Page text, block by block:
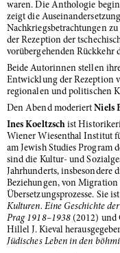
waren. Die Anthologie
zeigt die
Nachkriegsbetrachtungen
der Rezeption der
vorübergehenden Rückkehr
Beide Autorinnen stellen
Entwicklung der Rezeption
regionalen und politischen
Den Abend moderiertNiels
Ines Koeltzschist
Wiener Wiesenthal Institut
am Jewish Studies Program
sind die Kultur- und
Jahrhunderts, insbesondere
Beziehungen, von
Übersetzungsprozesse. Sie
Kulturen. Eine Geschichte
Prag 1918–1938 (2012) und
Hillel J. Kieval
Jüdisches Leben in den